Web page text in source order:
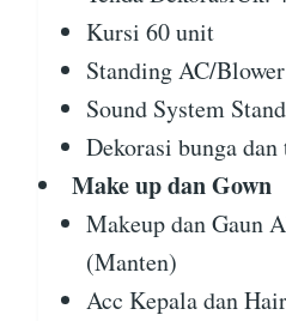
Kursi 60 unit
Standing AC/
Sound System
Dekorasi bunga
Make up dan Gown
Makeup dan Gaun
(Manten)
Acc Kepala dan